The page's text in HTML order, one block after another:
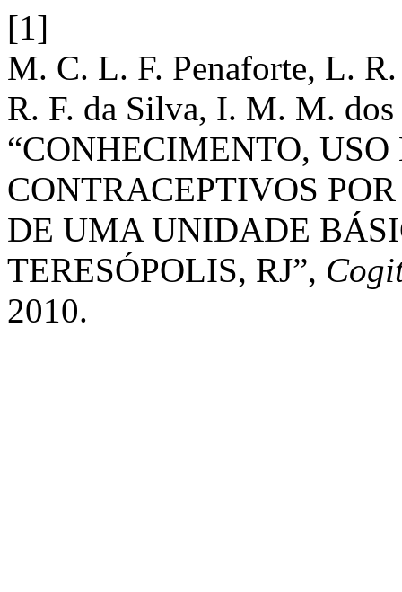
[1]
M. C. L. F. Penaforte, L.
R. F. da Silva, I. M. M.
“CONHECIMENTO,
CONTRACEPTIVOS
DE UMA UNIDADE
TERESÓPOLIS, RJ”,
2010.